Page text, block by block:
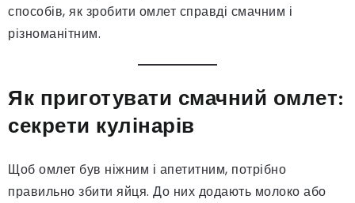
способів, як зробити омлет справді смачним і
різноманітним.
Як приготувати смачний омлет:
секрети кулінарів
Щоб омлет був ніжним і апетитним, потрібно
правильно збити яйця. До них додають молоко або